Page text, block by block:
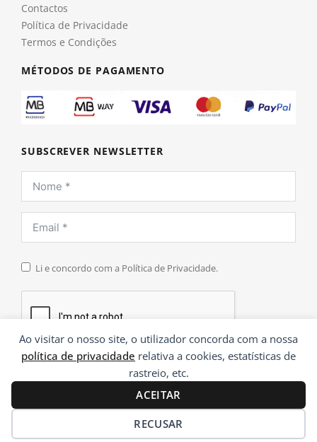
Ao visitar o nosso site, o utilizador concorda com a nossa
política de privacidade relativa a cookies, estatísticas de
rastreio, etc.
ACEITAR
RECUSAR
Contactos
Política de Privacidade
Termos e Condições
MÉTODOS DE PAGAMENTO
SUBSCREVER NEWSLETTER
Li e concordo com a Política de Privacidade.
INSCREVER
© 2026 Paramentaria | Desenvolvido por